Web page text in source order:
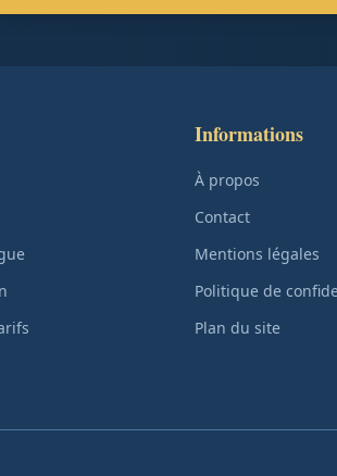
Informations
À propos
Contact
Mentions légales
Politique de
Plan du site